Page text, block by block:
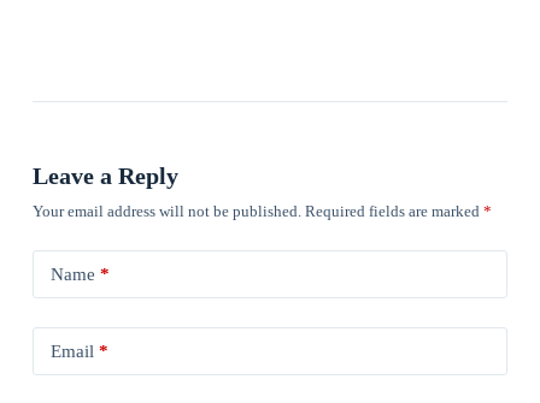
Leave a Reply
Your email address will not be published. Required fields are marked *
Name *
Email *